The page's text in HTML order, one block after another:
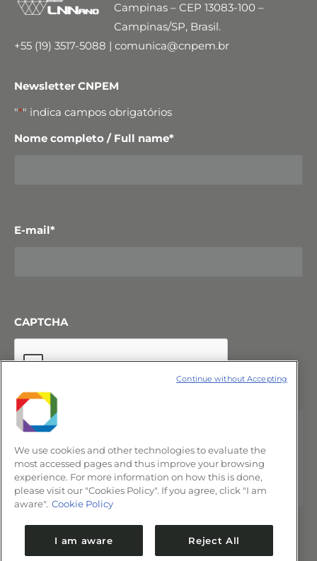
Campinas – CEP 13083-100 –
Campinas/SP, Brasil.
+55 (19) 3517-5088 | comunica@cnpem.br
Newsletter CNPEM
"*" indica campos obrigatórios
Nome completo / Full name*
E-mail*
CAPTCHA
We use cookies and other technologies to evaluate the
most accessed pages and thus improve your browsing
experience. For more information on how this is done,
please visit our "Cookies Policy". If you agree, click "I am
aware". Cookie Policy
I am aware Reject All
Continue without Accepting